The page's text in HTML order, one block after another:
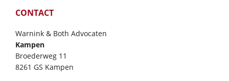
CONTACT
Warnink & Both Advocaten
Kampen
Broederweg 11
8261 GS Kampen